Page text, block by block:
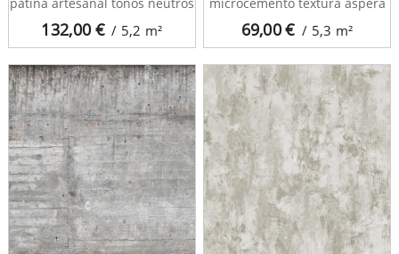
132,00€ / 5,2 m² 69,00€ / 5,3 m²